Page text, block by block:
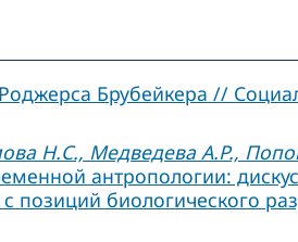
Брубейкера //
Н.С., Медведева А.Р.,
антропологии:
позиций биологического